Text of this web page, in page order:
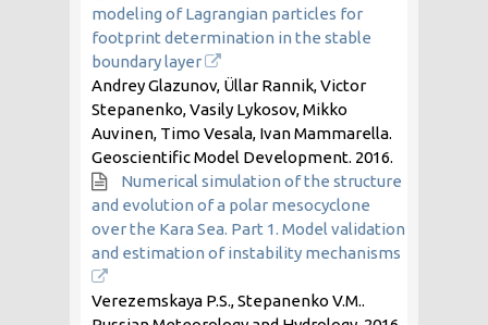
modeling of Lagrangian particles for
footprint determination in the stable
boundary layer
Andrey Glazunov, Üllar Rannik, Victor
Stepanenko, Vasily Lykosov, Mikko
Auvinen, Timo Vesala, Ivan Mammarella.
Geoscientific Model Development. 2016.
Numerical simulation of the structure
and evolution of a polar mesocyclone
over the Kara Sea. Part 1. Model validation
and estimation of instability mechanisms
Verezemskaya P.S., Stepanenko V.M..